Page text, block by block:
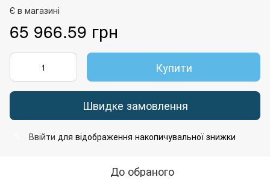
Є в магазині
65 966.59 грн
Купити
Швидке замовлення
Ввійти для відображення накопичувальної знижки
До обраного